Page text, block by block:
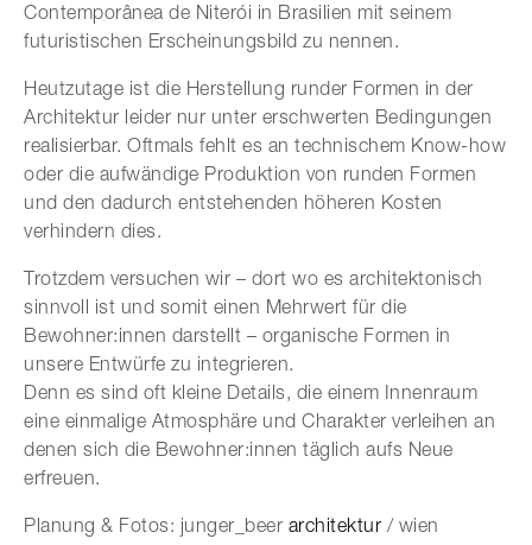
Contemporânea de Niterói in Brasilien mit seinem
futuristischen Erscheinungsbild zu nennen.
Heutzutage ist die Herstellung runder Formen in der
Architektur leider nur unter erschwerten Bedingungen
realisierbar. Oftmals fehlt es an technischem Know-how
oder die aufwändige Produktion von runden Formen
und den dadurch entstehenden höheren Kosten
verhindern dies.
Trotzdem versuchen wir – dort wo es architektonisch
sinnvoll ist und somit einen Mehrwert für die
Bewohner:innen darstellt – organische Formen in
unsere Entwürfe zu integrieren.
Denn es sind oft kleine Details, die einem Innenraum
eine einmalige Atmosphäre und Charakter verleihen an
denen sich die Bewohner:innen täglich aufs Neue
erfreuen.
Planung & Fotos: junger_beer architektur / wien